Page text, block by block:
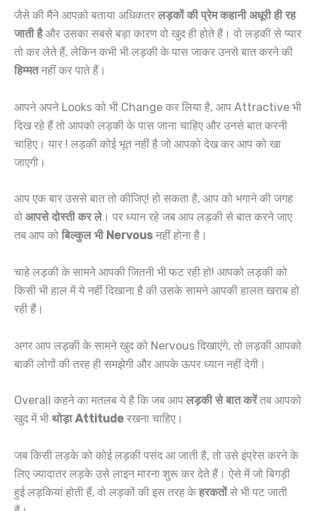
जैसे की मैंने आपको बताया अधिकतर लड़कों की प्रेम कहानी अधूरी ही रह
जाती हैऔर उसका सबसे बड़ा कारण वो खुद ही होते हैं। वो लड़की से प्यार
तो कर लेते हैं, लेकिन कभी भी लड़की के पास जाकर उनसे बात करने की
हिम्मतनहीं कर पाते हैं।
आपने अपने Looks को भी Change कर लिया है, आप Attractive भी
दिख रहे हैं तो आपको लड़की के पास जाना चाहिए और उनसे बात करनी
चाहिए। यार ! लड़की कोई भूत नहीं है जो आपको देख कर आप को खा
जाएगी।
आप एक बार उससे बात तो कीजिए! हो सकता है, आप को भगाने की जगह
वो आपसे दोस्ती कर ले। पर ध्यान रहे जब आप लड़की से बात करने जाए
तब आप को बिल्कुल भी Nervous नहीं होना है।
चाहे लड़की के सामने आपकी जितनी भी फट रही हो! आपको लड़की को
किसी भी हाल में ये नहीं दिखाना है की उसके सामने आपकी हालत खराब हो
रही हैं।
अगर आप लड़की के सामने खुद को Nervous दिखाएंगे, तो लड़की आपको
बाकी लोगों की तरह ही समझेगी और आपके ऊपर ध्यान नहीं देगी।
Overall कहने का मतलब ये है कि जब आप लड़की से बात करेंतब आपको
खुद में भी थोड़ा Attitude रखना चाहिए।
जब किसी लड़के को कोई लड़की पसंद आ जाती है, तो उसे इंप्रेस करने के
लिए ज्यादातर लड़के उसे लाइन मारना शुरू कर देते हैं। ‌ऐसे में जो बिगड़ी
हुई लड़कियां होती हैं, वो लड़कों की इस तरह के हरकतोंसे भी पट जाती